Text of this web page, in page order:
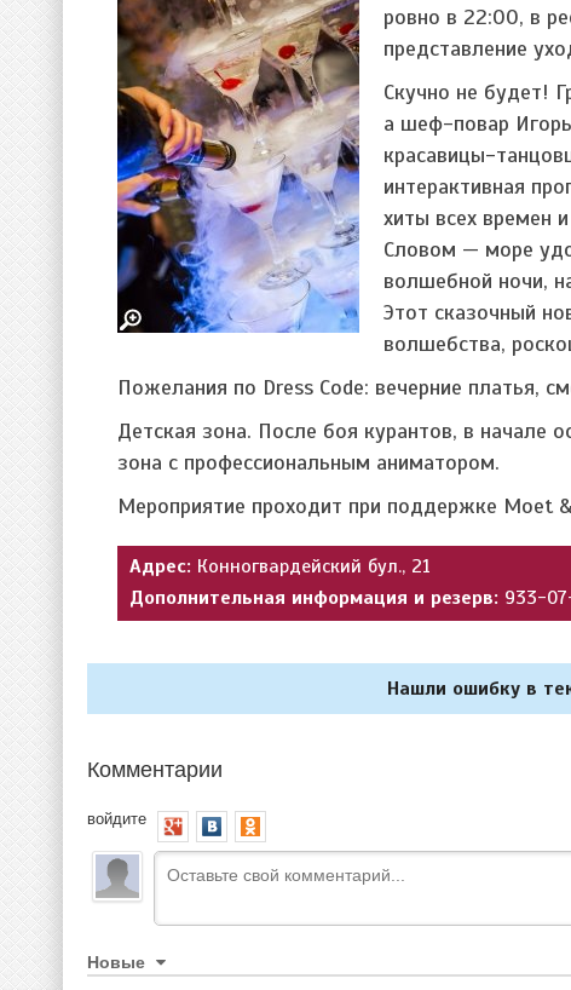
ровно в 22:00, в
представление
Скучно не будет!
а шеф-повар
красавицы-
интерактивная
хиты всех времен
Словом — море
волшебной ночи,
Этот сказочный
волшебства,
Пожелания по Dress Сode: вечерние платья,
Детская зона. После боя курантов, в начале
зона с профессиональным аниматором.
Мероприятие проходит при поддержке Moet
Адрес: Конногвардейский бул., 21
Дополнительная информация и резерв: 933-
Нашли ошибку в
Комментарии
войдите
Новые